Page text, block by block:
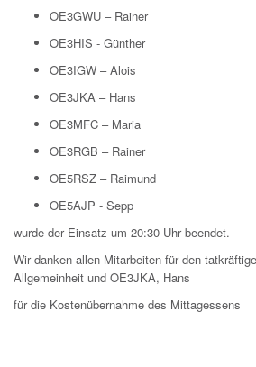
OE3GWU – Rainer
OE3HIS - Günther
OE3IGW – Alois
OE3JKA – Hans
OE3MFC – Maria
OE3RGB – Rainer
OE5RSZ – Raimund
OE5AJP - Sepp
wurde der Einsatz um 20:30 Uhr beendet.
Wir danken allen Mitarbeiten für den
Allgemeinheit und OE3JKA, Hans
für die Kostenübernahme des Mittagessens